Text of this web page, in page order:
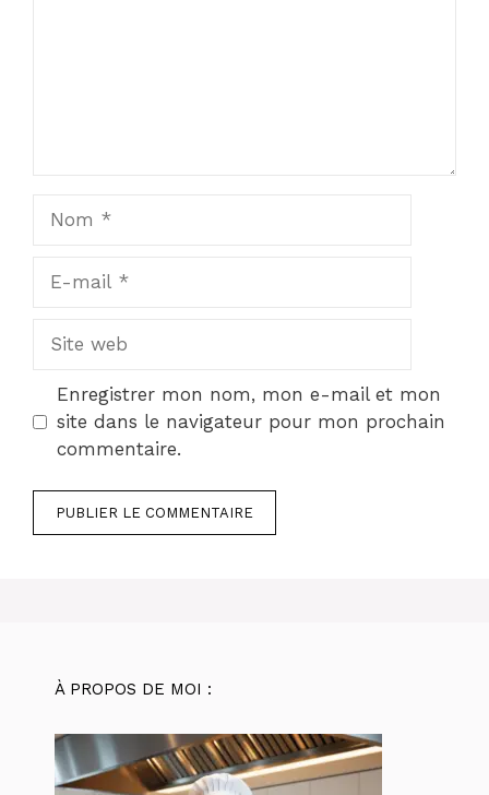
mail
web
Enregistrer mon nom, mon e-mail et mon
site dans le navigateur pour mon prochain
commentaire.
À PROPOS DE MOI :